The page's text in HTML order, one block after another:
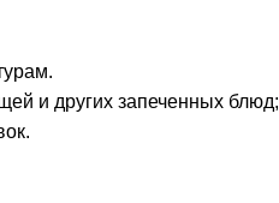
и других запеченных блюд;